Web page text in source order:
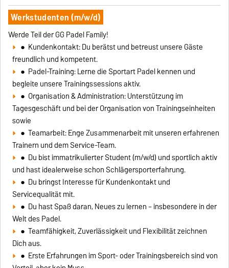
Werkstudenten (m/w/d)
Werde Teil der GG Padel Family!
● Kundenkontakt: Du berätst und betreust unsere Gäste
freundlich und kompetent.
● Padel-Training: Lerne die Sportart Padel kennen und
begleite unsere Trainingssessions aktiv.
● Organisation & Administration: Unterstützung im
Tagesgeschäft und bei der Organisation von Trainingseinheiten
sowie
● Teamarbeit: Enge Zusammenarbeit mit unseren erfahrenen
Trainern und dem Service-Team.
● Du bist immatrikulierter Student (m/w/d) und sportlich aktiv
und hast idealerweise schon Schlägersporterfahrung.
● Du bringst Interesse für Kundenkontakt und
Servicequalität mit.
● Du hast Spaß daran, Neues zu lernen – insbesondere in der
Welt des Padel.
● Teamfähigkeit, Zuverlässigkeit und Flexibilität zeichnen
Dich aus.
● Erste Erfahrungen im Sport- oder Trainingsbereich sind von